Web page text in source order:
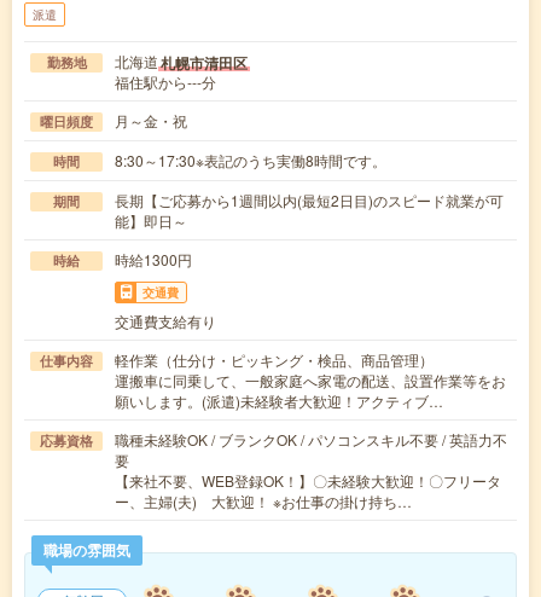
派遣
勤務地 北海道札幌市清田区
福住駅から---分
曜日頻度 月～金・祝
時間 8:30～17:30※表記のうち実働8時間です。
期間
長期【ご応募から1週間以内(最短2日目)のスピード就業が可
能】即日～
時給 時給1300円
交通費
交通費支給有り
仕事内容
軽作業（仕分け・ピッキング・検品、商品管理）
運搬車に同乗して、一般家庭へ家電の配送、設置作業等をお
願いします。(派遣)未経験者大歓迎！アクティブ…
応募資格
職種未経験OK / ブランクOK / パソコンスキル不要 / 英語力不
要
【来社不要、WEB登録OK！】〇未経験大歓迎！〇フリータ
ー、主婦(夫) 大歓迎！ ※お仕事の掛け持ち…
職場の雰囲気